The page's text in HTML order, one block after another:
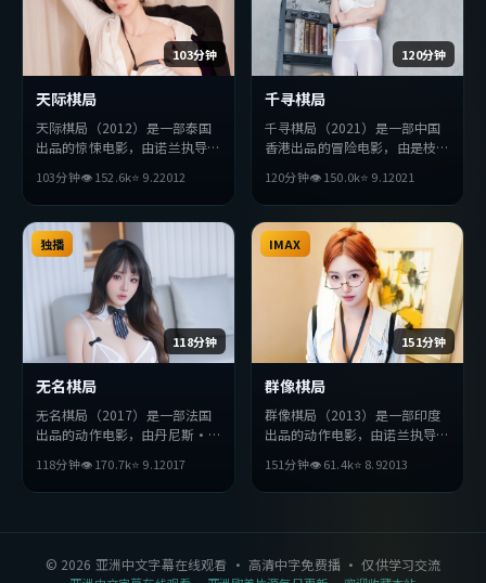
103分钟
天际棋局
天际棋局（2012）是一部泰国
出品的惊悚电影，由诺兰执导，
影片在叙事与视听上力求突破，
探讨人性与抉择，节奏张弛有
度，适合喜欢该类型的观众完整
观看。
103分钟👁152.6k⭐ 9.22012
120分钟
千寻棋局
千寻棋局（2021）是一部中国
香港出品的冒险电影，由是枝裕
吴京等主演。影片在叙事与视听
上力求突破，探讨人性与抉择，
节奏张弛有度，适合喜欢该类型
的观众完整观看。
120分钟👁150.0k⭐ 9.12021
118分钟
独播
无名棋局
无名棋局（2017）是一部法国
出品的动作电影，由丹尼斯·
发、周迅等主演。影片在叙事与
视听上力求突破，探讨人性与抉
118分钟👁170.7k⭐ 9.12017
151分钟
IMAX
群像棋局
群像棋局（2013）是一部印度
出品的动作电影，由诺兰执导，
昊等主演。影片在叙事与视听上
力求突破，探讨人性与抉择，节
151分钟👁61.4k⭐ 8.92013
© 2026 亚洲中文字幕在线观看 · 高清中字免费播 · 仅供学习交流